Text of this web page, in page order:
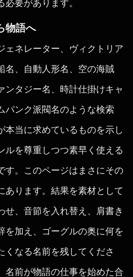
要があります。
物語へ
ェネレーター、ヴィクトリア
名、自動人形名、空の海賊
ンタジー名、時計仕掛けキャ
パンク派閥名のような検索
本当に求めているものを示し
ルを尊重しつつ素早く使える
す。このページはまさにその
あります。結果を素材として
せ、音節を入れ替え、肩書き
を加え、ゴーグルの奥に何を
くなる名前を残してくださ
名前が物語の仕事を始めた合